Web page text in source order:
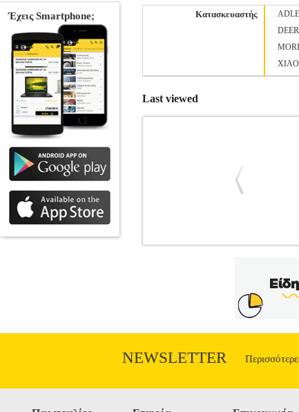
Κατασκευαστής
Last viewed
Η φριτέζα αέρος της Telco με ισχύ
φριτέζες. Μπορείτε να μαγειρέψετε
θερμοστάτη για να μπορείτε να
χωρίς λάδι και λίπος. -
Καλάθι τροφίμων με αντικολλητική
NEWSLETTER